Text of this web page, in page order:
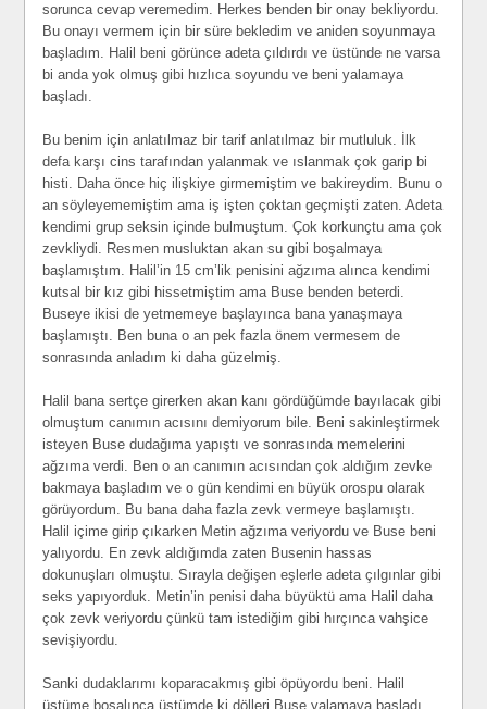
sorunca cevap veremedim. Herkes benden bir onay bekliyordu.
Bu onayı vermem için bir süre bekledim ve aniden soyunmaya
başladım. Halil beni görünce adeta çıldırdı ve üstünde ne varsa
bi anda yok olmuş gibi hızlıca soyundu ve beni yalamaya
başladı.
Bu benim için anlatılmaz bir tarif anlatılmaz bir mutluluk. İlk
defa karşı cins tarafından yalanmak ve ıslanmak çok garip bi
histi. Daha önce hiç ilişkiye girmemiştim ve bakireydim. Bunu o
an söyleyememiştim ama iş işten çoktan geçmişti zaten. Adeta
kendimi grup seksin içinde bulmuştum. Çok korkunçtu ama çok
zevkliydi. Resmen musluktan akan su gibi boşalmaya
başlamıştım. Halil’in 15 cm’lik penisini ağzıma alınca kendimi
kutsal bir kız gibi hissetmiştim ama Buse benden beterdi.
Buseye ikisi de yetmemeye başlayınca bana yanaşmaya
başlamıştı. Ben buna o an pek fazla önem vermesem de
sonrasında anladım ki daha güzelmiş.
Halil bana sertçe girerken akan kanı gördüğümde bayılacak gibi
olmuştum canımın acısını demiyorum bile. Beni sakinleştirmek
isteyen Buse dudağıma yapıştı ve sonrasında memelerini
ağzıma verdi. Ben o an canımın acısından çok aldığım zevke
bakmaya başladım ve o gün kendimi en büyük orospu olarak
görüyordum. Bu bana daha fazla zevk vermeye başlamıştı.
Halil içime girip çıkarken Metin ağzıma veriyordu ve Buse beni
yalıyordu. En zevk aldığımda zaten Busenin hassas
dokunuşları olmuştu. Sırayla değişen eşlerle adeta çılgınlar gibi
seks yapıyorduk. Metin’in penisi daha büyüktü ama Halil daha
çok zevk veriyordu çünkü tam istediğim gibi hırçınca vahşice
sevişiyordu.
Sanki dudaklarımı koparacakmış gibi öpüyordu beni. Halil
üstüme boşalınca üstümde ki dölleri Buse yalamaya başladı.